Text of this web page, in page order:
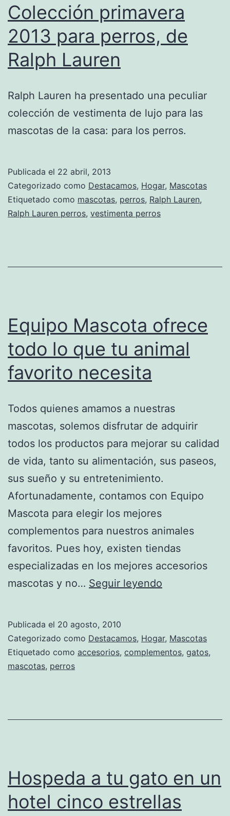
Colección primavera
2013 para perros, de
Ralph Lauren
Ralph Lauren ha presentado una peculiar
colección de vestimenta de lujo para las
mascotas de la casa: para los perros.
Publicada el 22 abril, 2013
Categorizado como Destacamos, Hogar, Mascotas
Etiquetado como mascotas, perros, Ralph Lauren,
Ralph Lauren perros, vestimenta perros
Equipo Mascota ofrece
todo lo que tu animal
favorito necesita
Todos quienes amamos a nuestras
mascotas, solemos disfrutar de adquirir
todos los productos para mejorar su calidad
de vida, tanto su alimentación, sus paseos,
sus sueño y su entretenimiento.
Afortunadamente, contamos con Equipo
Mascota para elegir los mejores
complementos para nuestros animales
favoritos. Pues hoy, existen tiendas
especializadas en los mejores accesorios
mascotas y no… Seguir leyendo
todo
lo
favorito
Publicada el 20 agosto, 2010
Categorizado como Destacamos, Hogar, Mascotas
Etiquetado como accesorios, complementos, gatos,
mascotas, perros
Hospeda a tu gato en un
hotel cinco estrellas